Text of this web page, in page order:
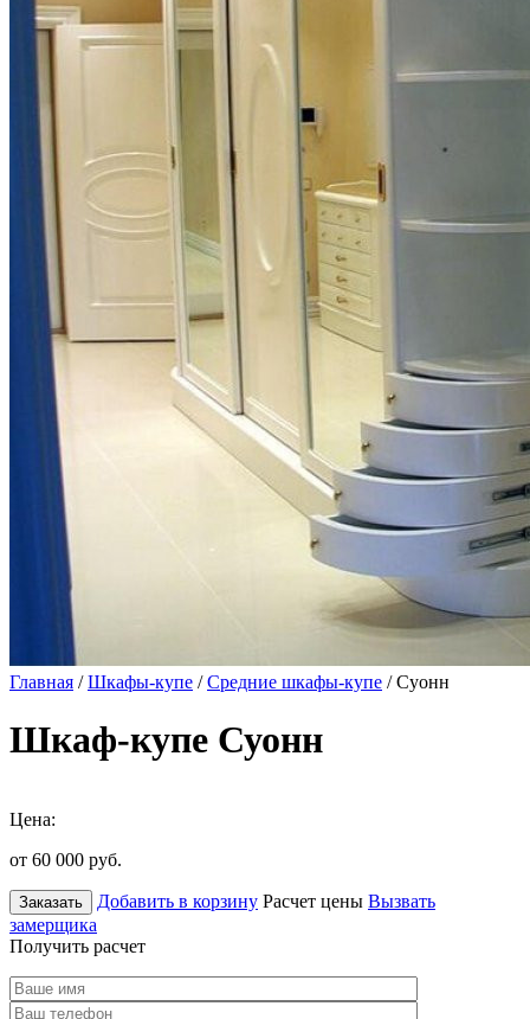
Главная /Шкафы-купе /Средние шкафы-купе / Суонн
Шкаф-купе Суонн
Цена:
от 60 000 руб.
Заказать Добавить в корзину Расчет цены Вызвать
замерщика
Получить расчет